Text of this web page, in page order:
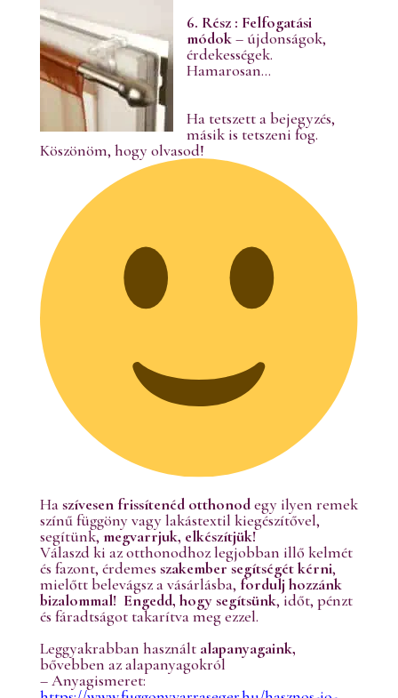
6. Rész : Felfogatási
módok– újdonságok,
érdekességek.
Hamarosan…
Ha tetszett a bejegyzés,
másik is tetszeni fog.
Köszönöm, hogy olvasod!
Haszívesen frissítenéd otthonodegy ilyen remek
színű függöny vagy lakástextil kiegészítővel,
segítünk,megvarrjuk, elkészítjük!
Válaszd ki az otthonodhoz legjobban illő kelmét
és fazont, érdemes szakember segítségét kérni,
mielőtt belevágsz a vásárlásba, fordulj hozzánk
bizalommal! Engedd, hogy segítsünk, időt, pénzt
és fáradtságot takarítva meg ezzel.
Leggyakrabban használt alapanyagaink,
bővebben az alapanyagokról
– Anyagismeret: